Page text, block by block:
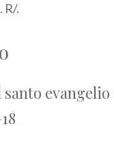
R/.
evangelio